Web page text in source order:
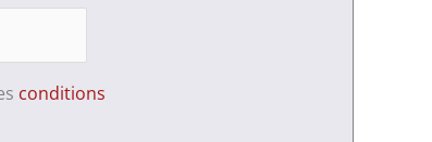
conditions